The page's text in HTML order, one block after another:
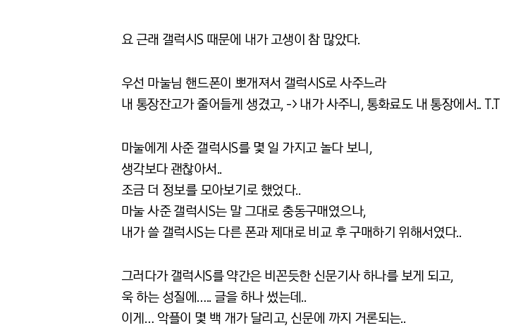
요 근래 갤럭시S 때문에 내가 고생이 참 많았다.
우선 마눌님 핸드폰이 뽀개져서 갤럭시S로 사주느라
내 통장잔고가 줄어들게 생겼고, -> 내가 사주니, 통화료도 내 통장에서.. T.T
마눌에게 사준 갤럭시S를 몇 일 가지고 놀다 보니,
생각보다 괜찮아서..
조금 더 정보를 모아보기로 했었다..
마눌 사준 갤럭시S는 말 그대로 충동구매였으나,
내가 쓸 갤럭시S는 다른 폰과 제대로 비교 후 구매하기 위해서였다..
그러다가 갤럭시S를 약간은 비꼰듯한 신문기사 하나를 보게 되고,
욱 하는 성질에….. 글을 하나 썼는데..
이게… 악플이 몇 백 개가 달리고, 신문에 까지 거론되는..